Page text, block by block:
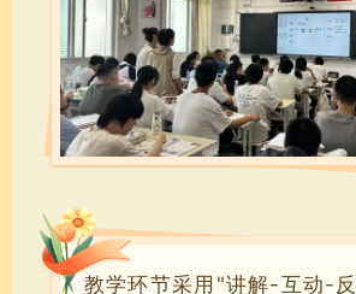
教学环节采用"讲解-互动-